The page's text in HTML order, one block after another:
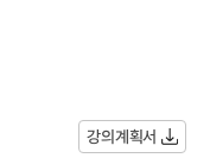
강의계획서